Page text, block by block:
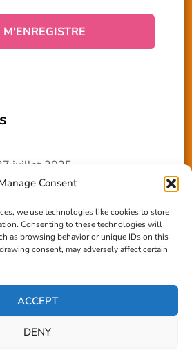
Consent
we use technologies like cookies to store
Consenting to these technologies will
as browsing behavior or unique IDs on this
consent, may adversely affect certain
ACCEPT
DENY
juillet 2025
paille
Terre Paille 6/7/24